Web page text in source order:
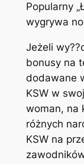
Popularny
wygrywa
Jeżeli
bonusy na
dodawane
KSW w
woman, na
różnych
KSW na